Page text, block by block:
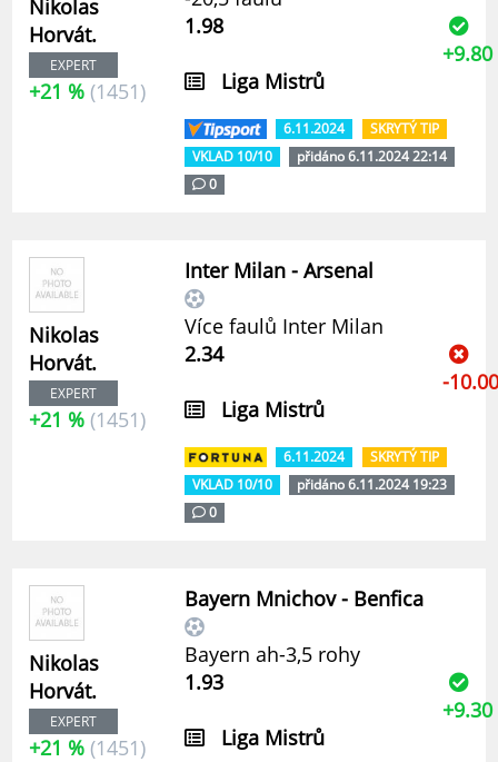
Nikolas
Horvát.
EXPERT
+21 % (1451)
1.98
Liga Mistrů
+9.80
6.11.2024
SKRYTÝ TIP
VKLAD 10/10
přidáno 6.11.2024 22:14
0
Nikolas
Horvát.
EXPERT
+21 % (1451)
Inter Milan - Arsenal
Více faulů Inter Milan
2.34
Liga Mistrů
-10.00
6.11.2024
SKRYTÝ TIP
VKLAD 10/10
přidáno 6.11.2024 19:23
0
Nikolas
Horvát.
EXPERT
+21 % (1451)
Bayern Mnichov - Benfica
Bayern ah-3,5 rohy
1.93
Liga Mistrů
+9.30